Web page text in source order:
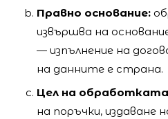
Правно основание:
извършва на основание
— изпълнение на
на данните е страна.
Цел на
на поръчки, издаване